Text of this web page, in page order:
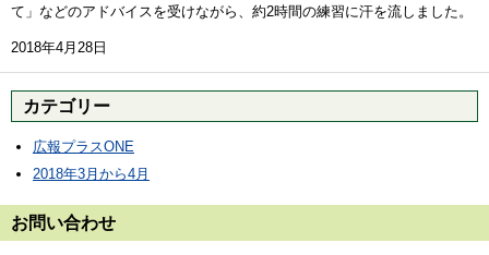
て」などのアドバイスを受けながら、約2時間の練習に汗を流しました。
2018年4月28日
カテゴリー
広報プラスONE
2018年3月から4月
お問い合わせ